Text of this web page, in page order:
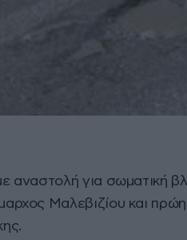
αναστολή για σωματική
Μαλεβιζίου και